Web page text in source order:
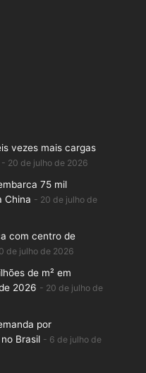
vezes mais cargas
20 de julho de 2026
75 mil
China
20 de julho de
com centro de
de julho de 2026
de m² em
2026
20 de julho de
por
Brasil
6 de julho de